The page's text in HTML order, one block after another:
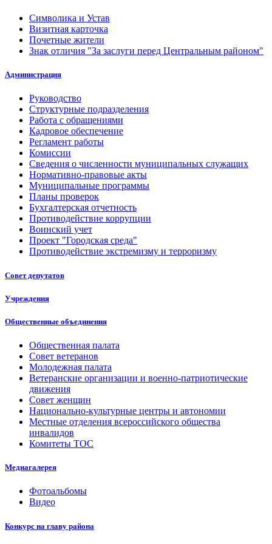
Символика и Устав
Визитная карточка
Почетные жители
Знак отличия "За заслуги перед Центральным районом"
Администрация
Руководство
Структурные подразделения
Работа с обращениями
Кадровое обеспечение
Регламент работы
Комиссии
Сведения о численности муниципальных служащих
Нормативно-правовые акты
Муниципальные программы
Планы проверок
Бухгалтерская отчетность
Противодействие коррупции
Воинский учет
Проект "Городская среда"
Противодействие экстремизму и терроризму
Совет депутатов
Учреждения
Общественные объединения
Общественная палата
Совет ветеранов
Молодежная палата
Ветеранские организации и военно-патриотические
движения
Совет женщин
Национально-культурные центры и автономии
Местные отделения всероссийского общества
инвалидов
Комитеты ТОС
Медиагалерея
Фотоальбомы
Видео
Конкурс на главу района